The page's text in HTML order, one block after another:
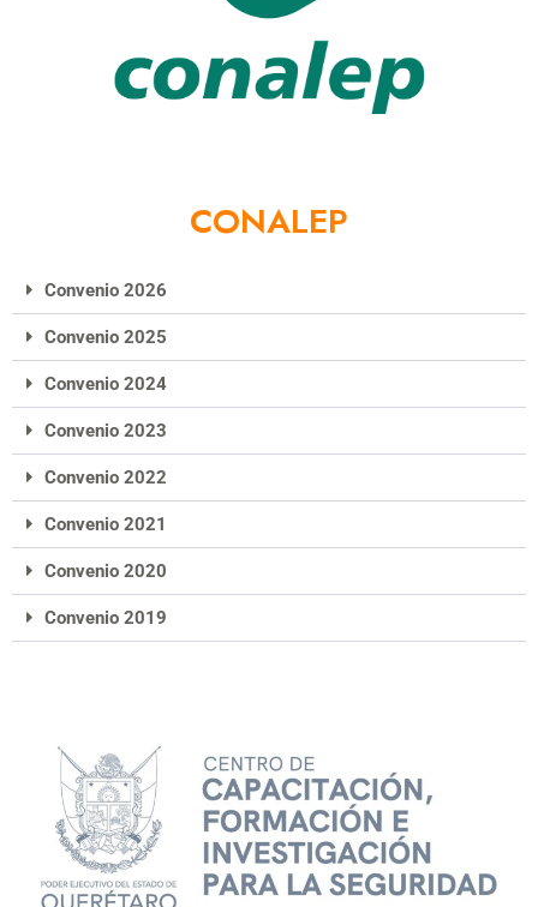
CONALEP
Convenio 2026
Convenio 2025
Convenio 2024
Convenio 2023
Convenio 2022
Convenio 2021
Convenio 2020
Convenio 2019